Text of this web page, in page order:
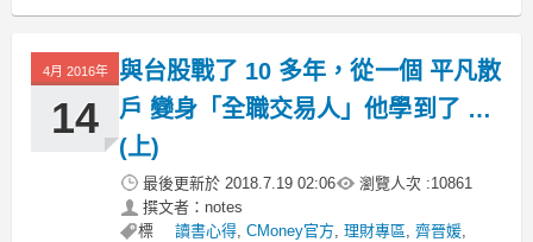
4月 2016年
14
與台股戰了 10 多年，從一個 平凡散
戶 變身「全職交易人」他學到了 …
(上)
最後更新於 2018.7.19 02:06 瀏覽人次 :10861
撰文者：notes
標
讀書心得, CMoney官方, 理財專區, 齊晉媛,